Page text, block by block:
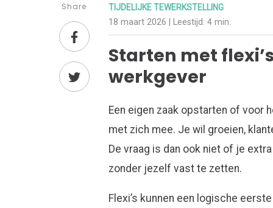
Share TIJDELIJKE TEWERKSTELLING
18 maart 2026 | Leestijd:4 min.
Starten met
werkgever
Een eigen zaak opstarten of voor
met zich mee. Je wil groeien,
De vraag is dan ook niet of je
zonder jezelf vast te zetten.
Flexi’s kunnen een logische